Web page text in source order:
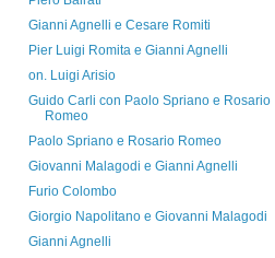
Gianni Agnelli e Cesare Romiti
Pier Luigi Romita e Gianni Agnelli
on. Luigi Arisio
Guido Carli con Paolo Spriano e Rosario
Romeo
Paolo Spriano e Rosario Romeo
Giovanni Malagodi e Gianni Agnelli
Furio Colombo
Giorgio Napolitano e Giovanni Malagodi
Gianni Agnelli